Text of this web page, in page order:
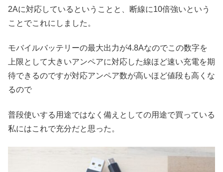
2Aに対応しているということと、断線に10倍強いという
ことでこれにしました。
モバイルバッテリーの最大出力が4.8Aなのでこの数字を
上限として大きいアンペアに対応した線ほど速い充電を期
待できるのですが対応アンペア数が高いほど値段も高くな
るので
普段使いする用途ではなく備えとしての用途で買っている
私にはこれで充分だと思った。